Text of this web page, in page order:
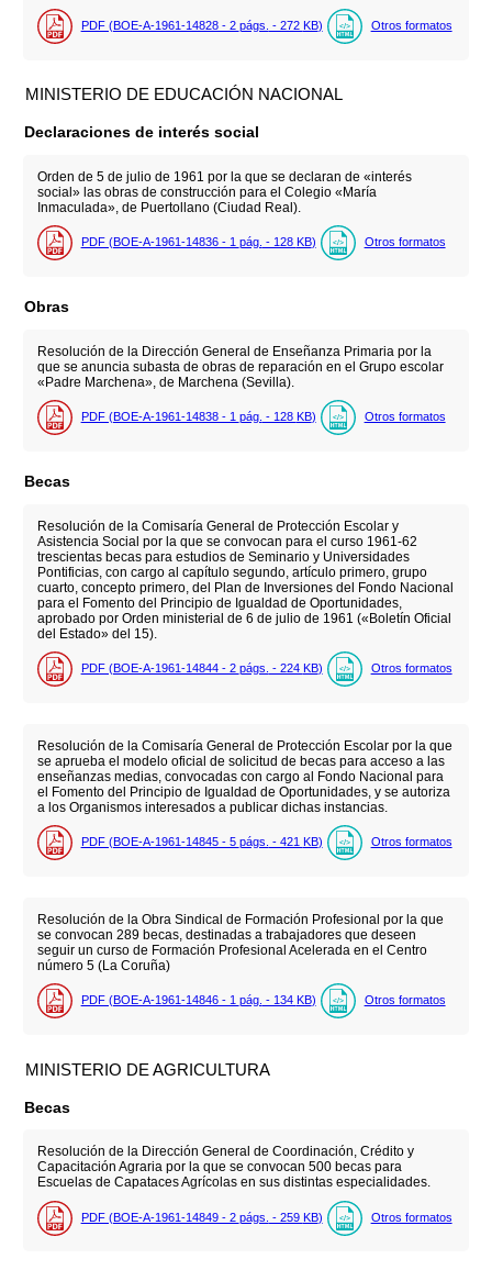
PDF (BOE-A-1961-14828 - 2 págs. - 272 KB) Otros formatos
MINISTERIO DE EDUCACIÓN NACIONAL
Declaraciones de interés social
Orden de 5 de julio de 1961 por la que se declaran de «interés
social» las obras de construcción para el Colegio «María
Inmaculada», de Puertollano (Ciudad Real).
PDF (BOE-A-1961-14836 - 1 pág. - 128 KB) Otros formatos
Obras
Resolución de la Dirección General de Enseñanza Primaria por la
que se anuncia subasta de obras de reparación en el Grupo escolar
«Padre Marchena», de Marchena (Sevilla).
PDF (BOE-A-1961-14838 - 1 pág. - 128 KB) Otros formatos
Becas
Resolución de la Comisaría General de Protección Escolar y
Asistencia Social por la que se convocan para el curso 1961-62
trescientas becas para estudios de Seminario y Universidades
Pontificias, con cargo al capítulo segundo, artículo primero, grupo
cuarto, concepto primero, del Plan de Inversiones del Fondo Nacional
para el Fomento del Principio de Igualdad de Oportunidades,
aprobado por Orden ministerial de 6 de julio de 1961 («Boletín Oficial
del Estado» del 15).
PDF (BOE-A-1961-14844 - 2 págs. - 224 KB) Otros formatos
Resolución de la Comisaría General de Protección Escolar por la que
se aprueba el modelo oficial de solicitud de becas para acceso a las
enseñanzas medias, convocadas con cargo al Fondo Nacional para
el Fomento del Principio de Igualdad de Oportunidades, y se autoriza
a los Organismos interesados a publicar dichas instancias.
PDF (BOE-A-1961-14845 - 5 págs. - 421 KB) Otros formatos
Resolución de la Obra Sindical de Formación Profesional por la que
se convocan 289 becas, destinadas a trabajadores que deseen
seguir un curso de Formación Profesional Acelerada en el Centro
número 5 (La Coruña)
PDF (BOE-A-1961-14846 - 1 pág. - 134 KB) Otros formatos
MINISTERIO DE AGRICULTURA
Becas
Resolución de la Dirección General de Coordinación, Crédito y
Capacitación Agraria por la que se convocan 500 becas para
Escuelas de Capataces Agrícolas en sus distintas especialidades.
PDF (BOE-A-1961-14849 - 2 págs. - 259 KB) Otros formatos